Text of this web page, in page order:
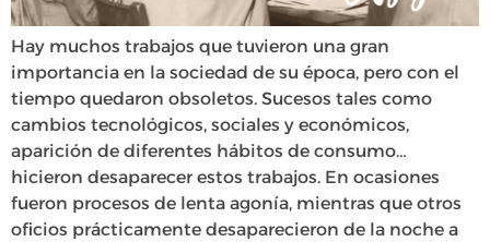
Hay muchos trabajos que tuvieron una gran
importancia en la sociedad de su época, pero con el
tiempo quedaron obsoletos. Sucesos tales como
cambios tecnológicos, sociales y económicos,
aparición de diferentes hábitos de consumo…
hicieron desaparecer estos trabajos. En ocasiones
fueron procesos de lenta agonía, mientras que otros
oficios prácticamente desaparecieron de la noche a